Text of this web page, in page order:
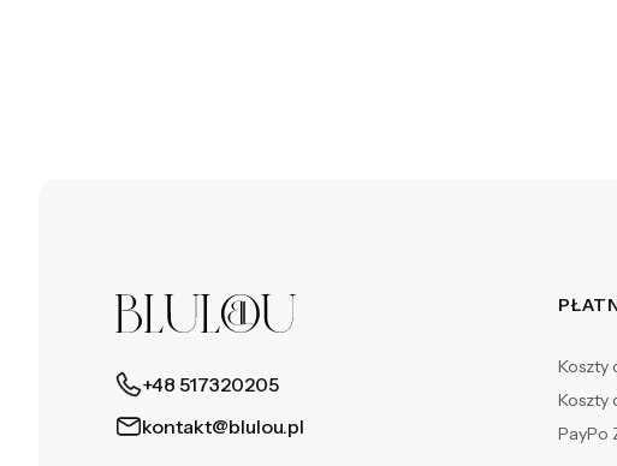
+48 517320205
kontakt@blulou.pl
Koszty
Koszty
PayPo